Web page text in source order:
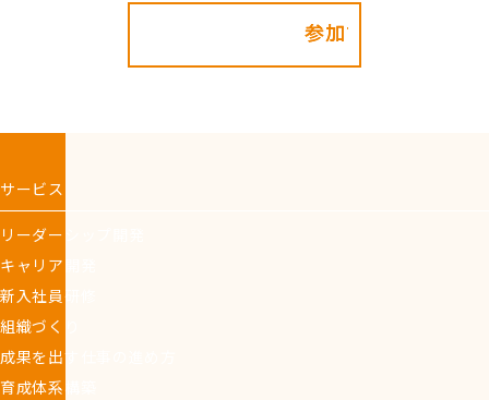
サービス
リーダーシップ開発
キャリア開発
新入社員研修
組織づくり
成果を出す仕事の進め方
育成体系構築